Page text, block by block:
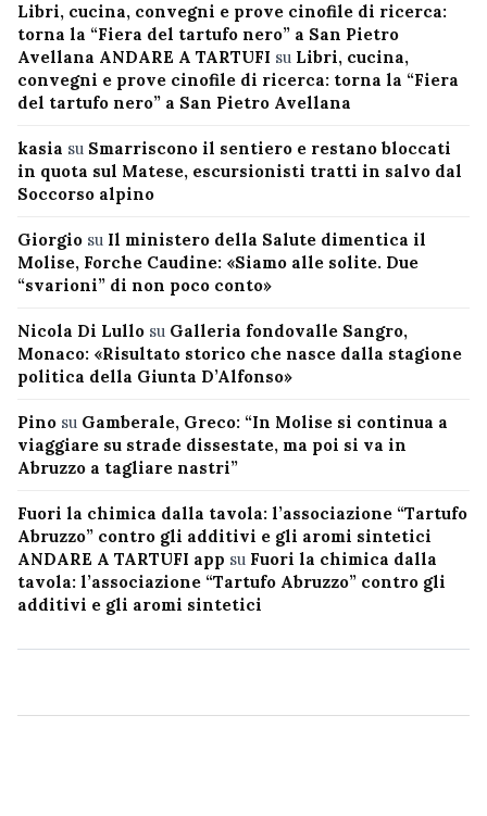
Libri, cucina, convegni e prove cinofile di ricerca:
torna la “Fiera del tartufo nero” a San Pietro
Avellana ANDARE A TARTUFI su Libri, cucina,
convegni e prove cinofile di ricerca: torna la “Fiera
del tartufo nero” a San Pietro Avellana
kasia su Smarriscono il sentiero e restano bloccati
in quota sul Matese, escursionisti tratti in salvo dal
Soccorso alpino
Giorgio su Il ministero della Salute dimentica il
Molise, Forche Caudine: «Siamo alle solite. Due
“svarioni” di non poco conto»
Nicola Di Lullo su Galleria fondovalle Sangro,
Monaco: «Risultato storico che nasce dalla stagione
politica della Giunta D’Alfonso»
Pino su Gamberale, Greco: “In Molise si continua a
viaggiare su strade dissestate, ma poi si va in
Abruzzo a tagliare nastri”
Fuori la chimica dalla tavola: l’associazione “Tartufo
Abruzzo” contro gli additivi e gli aromi sintetici
ANDARE A TARTUFI app su Fuori la chimica dalla
tavola: l’associazione “Tartufo Abruzzo” contro gli
additivi e gli aromi sintetici